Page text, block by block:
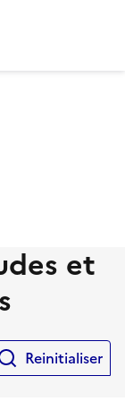
et
Reinitialiser